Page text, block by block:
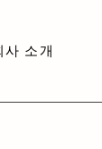
사 소개